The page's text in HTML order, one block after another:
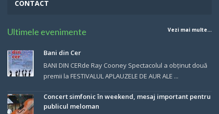
CONTACT
Ultimele evenimente Vezi mai multe...
Bani din Cer
BANI DIN CERde Ray Cooney Spectacolul a obținut două
premii la FESTIVALUL APLAUZELE DE AUR ALE ...
Concert simfonic în weekend, mesaj important pentru
publicul meloman